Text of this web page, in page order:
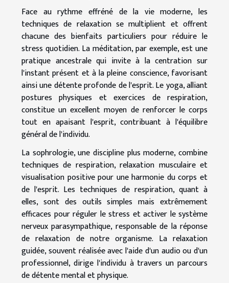
Face au rythme effréné de la vie moderne, les
techniques de relaxation se multiplient et offrent
chacune des bienfaits particuliers pour réduire le
stress quotidien. La méditation, par exemple, est une
pratique ancestrale qui invite à la centration sur
l'instant présent et à la pleine conscience, favorisant
ainsi une détente profonde de l'esprit. Le yoga, alliant
postures physiques et exercices de respiration,
constitue un excellent moyen de renforcer le corps
tout en apaisant l'esprit, contribuant à l'équilibre
général de l'individu.
La sophrologie, une discipline plus moderne, combine
techniques de respiration, relaxation musculaire et
visualisation positive pour une harmonie du corps et
de l'esprit. Les techniques de respiration, quant à
elles, sont des outils simples mais extrêmement
efficaces pour réguler le stress et activer le système
nerveux parasympathique, responsable de la réponse
de relaxation de notre organisme. La relaxation
guidée, souvent réalisée avec l'aide d'un audio ou d'un
professionnel, dirige l'individu à travers un parcours
de détente mental et physique.